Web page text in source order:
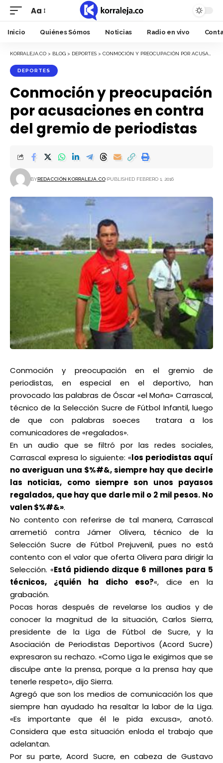
Font
Resizer
Aa
Inicio Quiénes Sómos Noticias Radio en vivo
KORRALEJA.CO > BLOG > DEPORTES > CONMOCIÓN Y PREOCUPACIÓN POR ACUSACIONES EN CONTRA DEL GREMIO DE PERIODISTAS
DEPORTES
Conmoción y preocupación
por acusaciones en contra
del gremio de periodistas
BYREDACCIÓN KORRALEJA.CO PUBLISHED FEBRERO 1, 2016
Conmoción y preocupación en el gremio de
periodistas, en especial en el deportivo, han
provocado las palabras de Óscar «el Moña» Carrascal,
técnico de la Selección Sucre de Fútbol Infantil, luego
de que con palabras soeces tratara a los
comunicadores de «regalados».
En un audio que se filtró por las redes sociales,
Carrascal expresa lo siguiente: «los periodistas aquí
no averiguan una $%#&, siempre hay que decirle
las noticias, como siempre son unos payasos
regalados, que hay que darle mil o 2 mil pesos. No
valen $%#&».
No contento con referirse de tal manera, Carrascal
arremetió contra Jámer Olivera, técnico de la
Selección Sucre de Fútbol Prejuvenil, pues no está
contento con el valor que oferta Olivera para dirigir la
Selección. «Está pidiendo dizque 6 millones para 5
técnicos, ¿quién ha dicho eso?«, dice en la
grabación.
Pocas horas después de revelarse los audios y de
conocer la magnitud de la situación, Carlos Sierra,
presidente de la Liga de Fútbol de Sucre, y la
Asociación de Periodistas Deportivos (Acord Sucre)
expresaron su rechazo. «Como Liga le exigimos que se
disculpe ante la prensa, porque a la prensa hay que
tenerle respeto», dijo Sierra.
Agregó que son los medios de comunicación los que
siempre han ayudado ha resaltar la labor de la Liga.
«Es importante que él le pida excusa», anotó.
Considera que esta situación enloda el trabajo que
adelantan.
Por su parte, Acord Sucre, en cabeza de Gustavo